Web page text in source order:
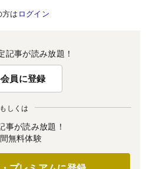
は ログイン
記事が読み放題！
員に登録
もしくは
事が読み放題！
無料体験